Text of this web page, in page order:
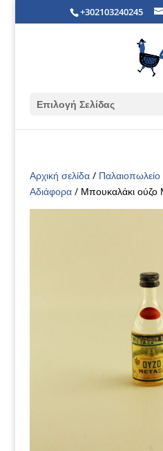
+302103240245
Επιλογή Σελίδας
Αρχική σελίδα/
Αδιάφορα/ Μπουκαλάκι ούζο